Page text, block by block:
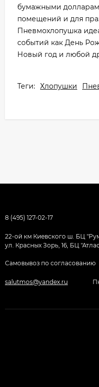
бумажными
помещений и для
Пневмохлопушка
событий как День
Новый год и любой
Теги: Хлопушки
8 (495) 127-02-17
22-ой км Киевского ш. БЦ
ул. Красных Зорь, 16, БЦ
Самовывоз по согласованию
salutmos@yandex.ru